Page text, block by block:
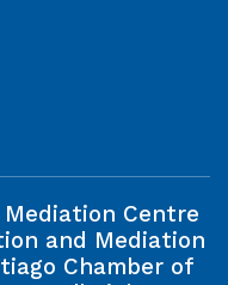
Centre
and Mediation
Chamber of